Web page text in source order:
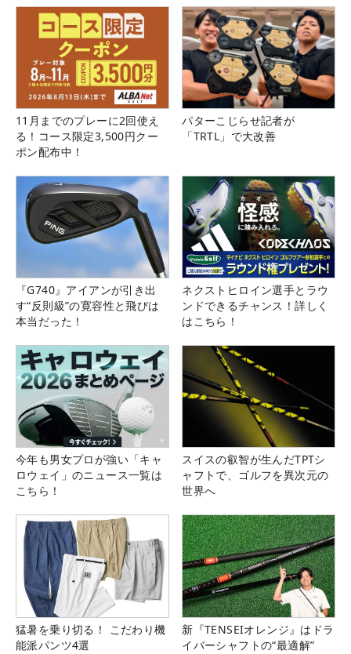
11月までのプレーに2回使え
る！コース限定3,500円クー
ポン配布中！
パターこじらせ記者が
「TRTL」で大改善
『G740』アイアンが引き出
す“反則級”の寛容性と飛びは
本当だった！
ネクストヒロイン選手とラウ
ンドできるチャンス！詳しく
はこちら！
今年も男女プロが強い「キャ
ロウェイ」のニュース一覧は
こちら！
スイスの叡智が生んだTPTシ
ャフトで、ゴルフを異次元の
世界へ
猛暑を乗り切る！ こだわり機
能派パンツ4選
新『TENSEIオレンジ』はドラ
イバーシャフトの“最適解”